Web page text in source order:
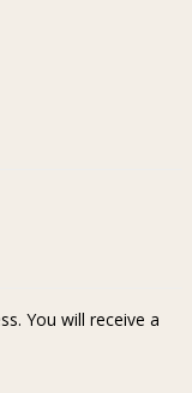
You will receive a